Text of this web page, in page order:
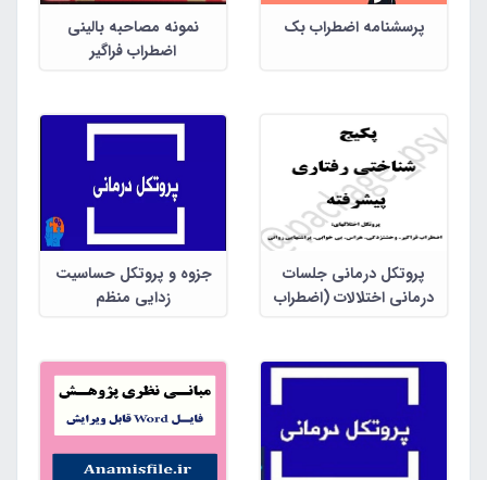
پرسشنامه اضطراب بک
نمونه مصاحبه بالینی
اضطراب فراگیر
پروتکل درمانی جلسات
درمانی اختلالات (اضطراب
،پراشتهایی روانی)
جزوه و پروتکل حساسیت
زدایی منظم